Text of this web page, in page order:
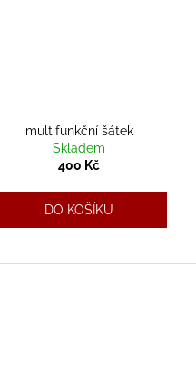
multifunkční šátek
Skladem
400 Kč
DO KOŠÍKU